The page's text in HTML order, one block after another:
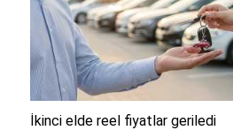
İkinci elde reel fiyatlar geriledi